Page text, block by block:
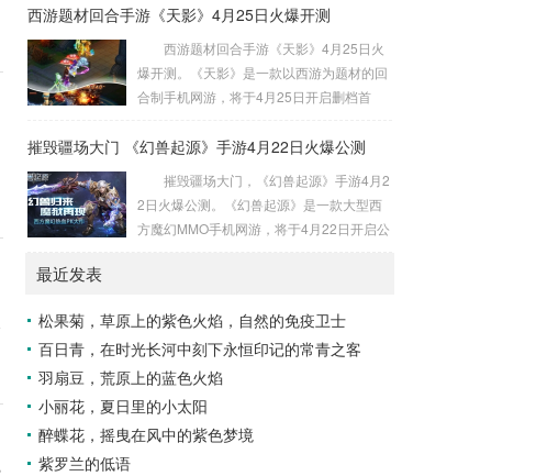
者云集，渴望着见证你成为王者的一天!
仙盟荣耀 好友相伴争霸炫战 ...
子：铁血煞星》预约网站，可以看到“5.20敬
游戏应该会在网易5月20日举办的游戏热爱
日上公布。 目前游戏尚未公布更多消
息，就让我们一起期待5月20日吧! 与志同道
新服必定有礼包，以满足玩家各种需求为准
则，期待你的加入!...
西游题材回合手游《天影》4月25日火爆开测
西游题材回合手游《天影》4月25日火
爆开测。《天影》是一款以西游为题材的回
合制手机网游，将于4月25日开启删档首
的神话气息，精美的画面表现，便捷轻松的
美的外观系统。其他还拥有仙侣、神兵、法
宝、宠物等各种轻松又强大的功能系统，让
你每天都有不同的极致体验! 与志同道合的
期待你的加入! 想知道更多新游资讯>...
摧毁疆场大门 《幻兽起源》手游4月22日火爆公测
摧毁疆场大门，《幻兽起源》手游4月2
2日火爆公测。《幻兽起源》是一款大型西
方魔幻MMO手机网游，将于4月22日开启公
战士、魔法师、异能者三大职业设定，为玩
家再现众神激战魔族的场面。当嘹亮的号角
响彻天际，无畏的战士冲锋在前。魔法师是
强大的魔法元素操纵者，他们用魔法消灭敌
类，却同样嫉恶如仇，当他们施展秘术，魔
最近发表
松果菊，草原上的紫色火焰，自然的免疫卫士
百日青，在时光长河中刻下永恒印记的常青之客
羽扇豆，荒原上的蓝色火焰
小丽花，夏日里的小太阳
醉蝶花，摇曳在风中的紫色梦境
紫罗兰的低语